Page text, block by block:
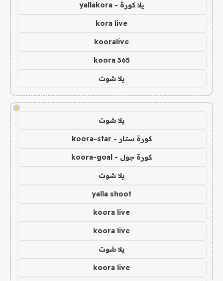
يلا كورة - yallakora
kora live
kooralive
koora 365
يلا شوت
!
يلا شوت
كورة ستار - koora-star
كورة جول - koora-goal
يلا شوت
yalla shoot
koora live
koora live
يلا شوت
koora live